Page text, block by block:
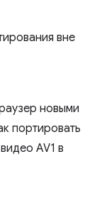
вне
новыми
портировать
AV1 в